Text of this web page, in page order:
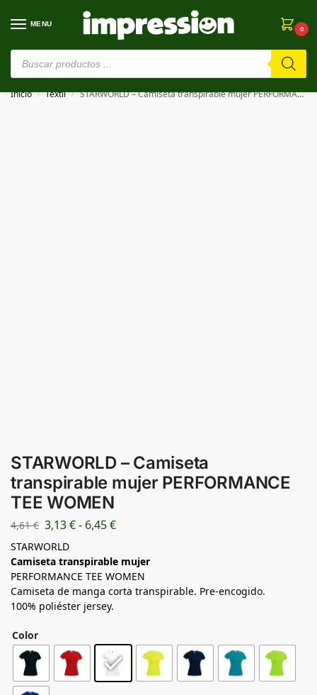
MENU
0
⚠️ Estamos en pruebas. Si algo falla, ¡Perdón!⚠️
Inicio / Textil / STARWORLD – Camiseta transpirable mujer PERFORMANCE TEE WOMEN
STARWORLD – Camiseta
transpirable mujer PERFORMANCE
TEE WOMEN
4,61€ 3,13€- 6,45€
STARWORLD
Camiseta transpirable mujer
PERFORMANCE TEE WOMEN
Camiseta de manga corta transpirable. Pre-encogido.
100% poliéster jersey.
Color